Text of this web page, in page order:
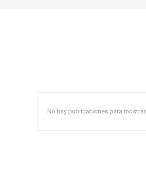
No hay publicaciones para mostrar